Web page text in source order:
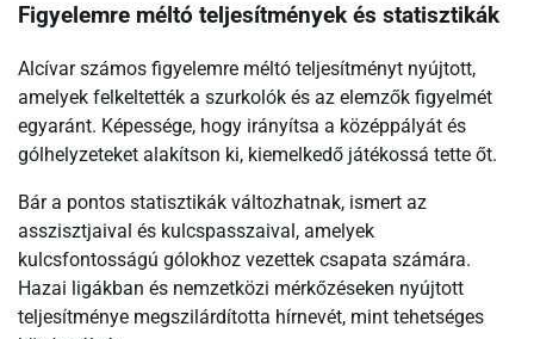
Figyelemre méltó teljesítmények és statisztikák
Alcívar számos figyelemre méltó teljesítményt nyújtott,
amelyek felkeltették a szurkolók és az elemzők figyelmét
egyaránt. Képessége, hogy irányítsa a középpályát és
gólhelyzeteket alakítson ki, kiemelkedő játékossá tette őt.
Bár a pontos statisztikák változhatnak, ismert az
asszisztjaival és kulcspasszaival, amelyek
kulcsfontosságú gólokhoz vezettek csapata számára.
Hazai ligákban és nemzetközi mérkőzéseken nyújtott
teljesítménye megszilárdította hírnevét, mint tehetséges